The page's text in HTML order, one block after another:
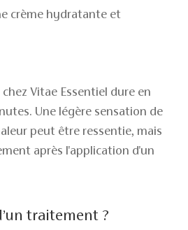
crème hydratante et
Vitae Essentiel dure en
Une légère sensation de
peut être ressentie, mais
après l'application d'un
traitement ?